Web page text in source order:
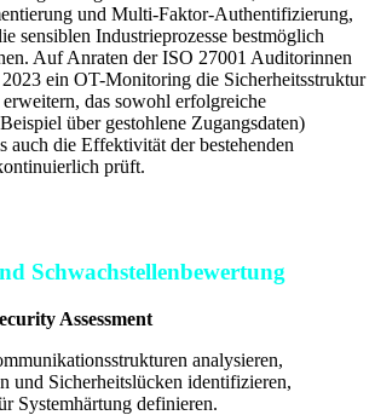
und Multi-Faktor-Authentifizierung,
sensiblen Industrieprozesse bestmöglich
Auf Anraten der ISO 27001 Auditorinnen
ein OT-Monitoring die Sicherheitsstruktur
das sowohl erfolgreiche
über gestohlene Zugangsdaten)
auch die Effektivität der bestehenden
prüft.
Schwachstellenbewertung
Assessment
analysieren,
und Sicherheitslücken identifizieren,
Systemhärtung definieren.